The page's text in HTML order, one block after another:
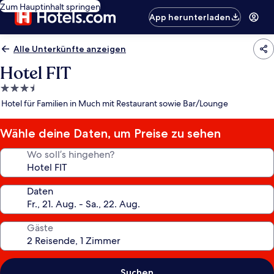
Zum Hauptinhalt springen
App herunterladen
Alle Unterkünfte anzeigen
Hotel FIT
3.5-
Sterne-
Hotel für Familien in Much mit Restaurant sowie Bar/Lounge
Wähle deine Daten, um Preise zu sehen
Wo soll’s hingehen?
Daten
Gäste